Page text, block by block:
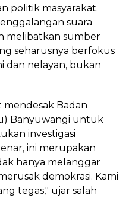
politik masyarakat.
suara
melibatkan sumber
seharusnya berfokus
dan nelayan, bukan
mendesak Badan
Banyuwangi untuk
investigasi
ini merupakan
hanya melanggar
demokrasi. Kami
tegas," ujar salah